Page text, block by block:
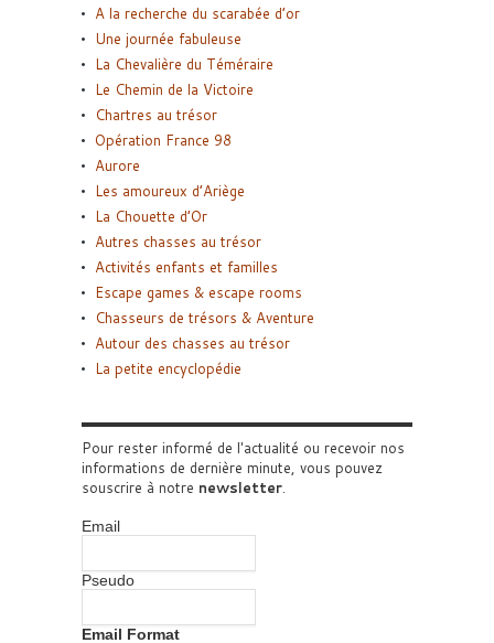
A la recherche du scarabée d’or
Une journée fabuleuse
La Chevalière du Téméraire
Le Chemin de la Victoire
Chartres au trésor
Opération France 98
Aurore
Les amoureux d’Ariège
La Chouette d’Or
Autres chasses au trésor
Activités enfants et familles
Escape games & escape rooms
Chasseurs de trésors & Aventure
Autour des chasses au trésor
La petite encyclopédie
Pour rester informé de l'actualité ou recevoir nos
informations de dernière minute, vous pouvez
souscrire à notre newsletter.
Email
Pseudo
Email Format